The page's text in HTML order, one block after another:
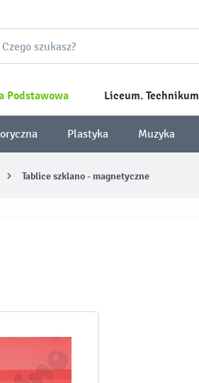
Podstawowa Liceum. Technikum
Plastyka Muzyka
Tablice szklano - magnetyczne